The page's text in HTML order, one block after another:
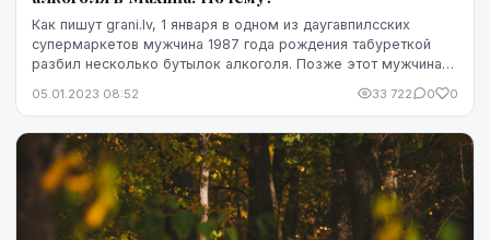
Как пишут grani.lv, 1 января в одном из даугавпилсских
супермаркетов мужчина 1987 года рождения табуреткой
разбил несколько бутылок алкоголя. Позже этот мужчина
05.01.2023 08:52 33 722 0 0